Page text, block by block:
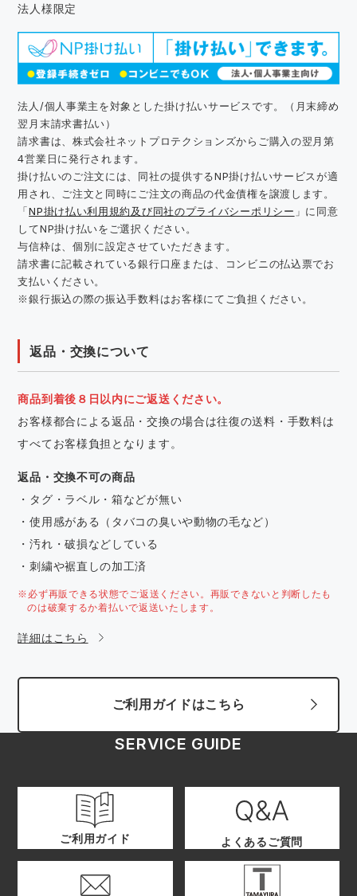
法人様限定
法人/個人事業主を対象とした掛け払いサービスです。（月末締め
翌月末請求書払い）
請求書は、株式会社ネットプロテクションズからご購入の翌月第
4営業日に発行されます。
掛け払いのご注文には、同社の提供するNP掛け払いサービスが適
用され、ご注文と同時にご注文の商品の代金債権を譲渡します。
「NP掛け払い利用規約及び同社のプライバシーポリシー 」に同意
してNP掛け払いをご選択ください。
与信枠は、個別に設定させていただきます。
請求書に記載されている銀行口座または、コンビニの払込票でお
支払いください。
※銀行振込の際の振込手数料はお客様にてご負担ください。
返品・交換について
商品到着後８日以内にご返送ください。
お客様都合による返品・交換の場合は往復の送料・手数料は
すべてお客様負担となります。
返品・交換不可の商品
・タグ・ラベル・箱などが無い
・使用感がある（タバコの臭いや動物の毛など）
・汚れ・破損などしている
・刺繍や裾直しの加工済
※必ず再販できる状態でご返送ください。再販できないと判断したも
のは破棄するか着払いで返送いたします。
詳細はこちら
ご利用ガイドはこちら
SERVICE GUIDE
ご利用ガイド よくあるご質問